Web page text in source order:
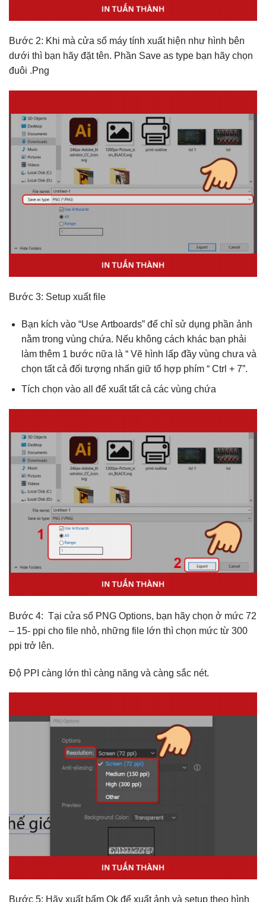
Bước 2: Khi mà cửa sổ máy tính xuất hiện như hình bên
dưới thì bạn hãy đặt tên. Phần Save as type bạn hãy chọn
đuôi .Png
Bước 3: Setup xuất file
Bạn kích vào “Use Artboards” để chỉ sử dụng phần ảnh
nằm trong vùng chứa. Nếu không cách khác bạn phải
làm thêm 1 bước nữa là “ Vẽ hình lấp đầy vùng chưa và
chọn tất cả đối tượng nhấn giữ tổ hợp phím “ Ctrl + 7”.
Tích chọn vào all để xuất tất cả các vùng chứa
Bước 4: Tại cửa sổ PNG Options, bạn hãy chọn ở mức 72
– 15- ppi cho file nhỏ, những file lớn thì chọn mức từ 300
ppi trở lên.
Độ PPI càng lớn thì càng năng và càng sắc nét.
Bước 5: Hãy xuất bấm Ok để xuất ảnh và setup theo hình